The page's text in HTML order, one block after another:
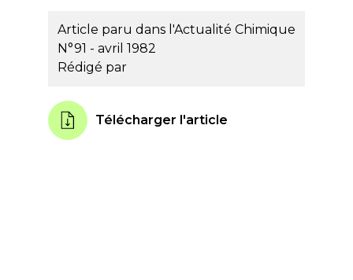
Article paru dans l'Actualité Chimique
N°91 - avril 1982
Rédigé par
Télécharger l'article